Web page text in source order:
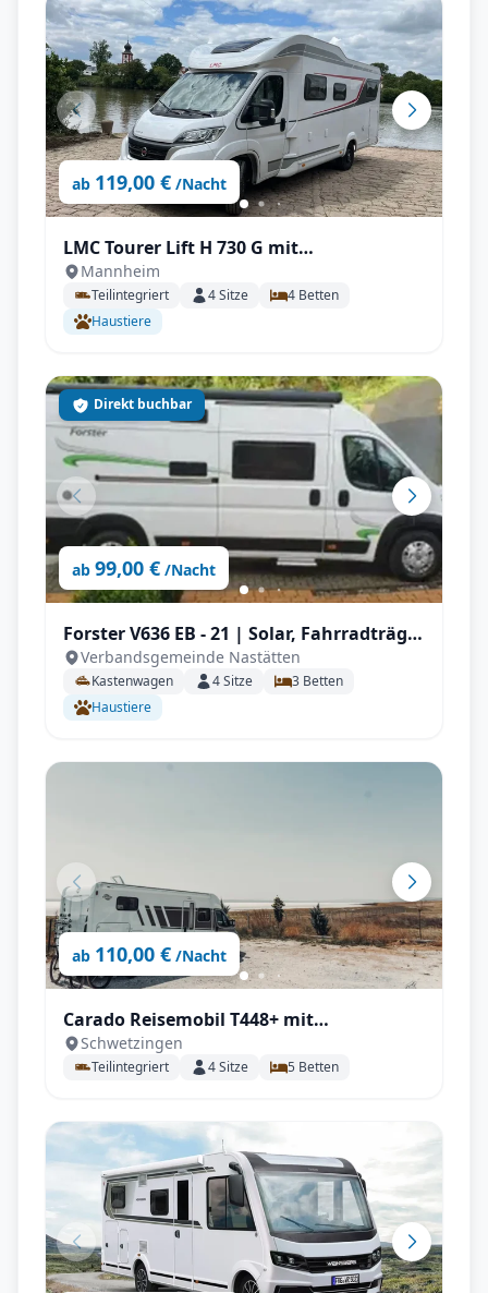
ab 119,00 € /Nacht
LMC Tourer Lift H 730 G mit
Längstbetten, Fahrradträger
Mannheim
Teilintegriert 4Sitze 4 Betten
Haustiere
ab 99,00 € /Nacht
Direkt buchbar
Forster V636 EB - 21 | Solar, Fahrradträger
ideal für 2-3 Personen
Verbandsgemeinde Nastätten
Kastenwagen 4Sitze 3 Betten
Haustiere
ab 110,00 € /Nacht
Carado Reisemobil T448+ mit
Automatikgetriebe
Schwetzingen
Teilintegriert 4Sitze 5 Betten